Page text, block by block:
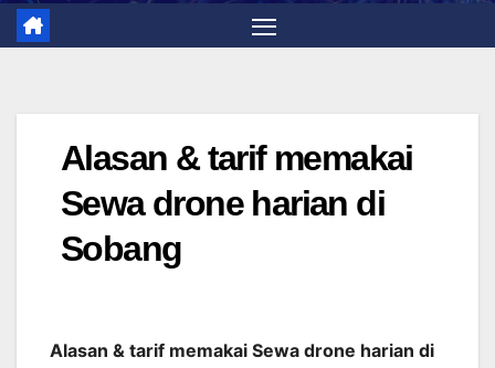
Alasan & tarif memakai
Sewa drone harian di
Sobang
Alasan & tarif memakai Sewa drone harian di